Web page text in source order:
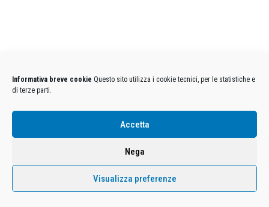
Informativa breve cookie Questo sito utilizza i cookie tecnici, per le statistiche e
di terze parti.
Accetta
Nega
Visualizza preferenze